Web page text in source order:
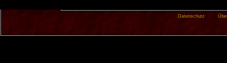
Datenschutz